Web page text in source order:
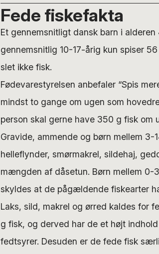
Fede fiskefakta
Et gennemsnitligt dansk barn i
gennemsnitlig 10-17-årig kun spiser
slet ikke fisk.
Fødevarestyrelsen anbefaler “Spis
mindst to gange om ugen som
person skal gerne have 350 g fisk
Gravide, ammende og børn mellem 3-
helleflynder, smørmakrel, sildehaj,
mængden af dåsetun. Børn mellem 0-
skyldes at de pågældende fiskearter
Laks, sild, makrel og ørred kaldes for
g fisk, og derved har de et højt
fedtsyrer. Desuden er de fede fisk